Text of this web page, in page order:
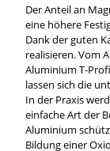
Der Anteil an
eine höhere
Dank der guten
realisieren. Vom
Aluminium T-
lassen sich die
In der Praxis
einfache Art der
Aluminium
Bildung einer